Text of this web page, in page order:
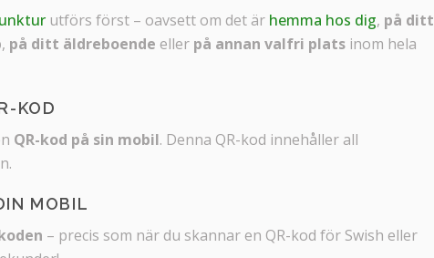
utförs först – oavsett om det är hemma hos dig, på ditt
, på ditt äldreboende eller på annan valfri plats inom hela
KOD
QR-kod på sin mobil. Denna QR-kod innehåller all
MOBIL
– precis som när du skannar en QR-kod för Swish eller